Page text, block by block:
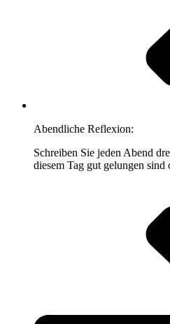
Abendliche Reflexion:
Schreiben Sie jeden Abend
diesem Tag gut gelungen